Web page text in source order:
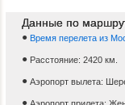
Данные по
Время перелета из
Расстояние: 2420 км.
Аэропорт вылета: